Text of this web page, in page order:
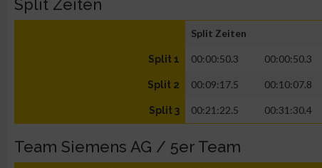
Split Zeiten
Split Zeiten
Split 1 00:00:50.3 00:00:50.3
Split 2 00:09:17.5 00:10:07.8
Split 3 00:21:22.5 00:31:30.4
Team Siemens AG / 5er Team